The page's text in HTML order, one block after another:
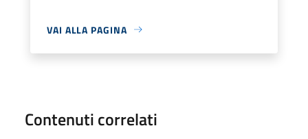
VAI ALLA PAGINA
Contenuti correlati